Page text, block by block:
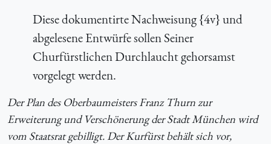
Diese dokumentirte Nachweisung {4v} und
abgelesene Entwürfe sollen Seiner
Churfürstlichen Durchlaucht gehorsamst
vorgelegt werden.
Der Plan des Oberbaumeisters Franz Thurn zur
Erweiterung und Verschönerung der Stadt München wird
vom Staatsrat gebilligt. Der Kurfürst behält sich vor,